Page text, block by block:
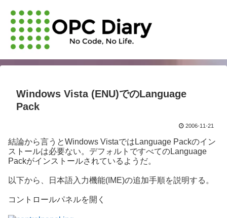
Windows Vista (ENU)でのLanguage
Pack
2006-11-21
結論から言うとWindows VistaではLanguage Packのイン
ストールは必要ない。デフォルトですべてのLanguage
Packがインストールされているようだ。
以下から、日本語入力機能(IME)の追加手順を説明する。
コントロールパネルを開く